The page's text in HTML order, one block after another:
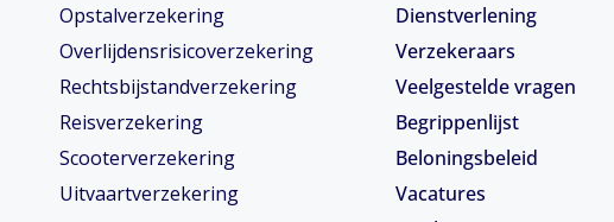
Opstalverzekering
Overlijdensrisicoverzekering
Rechtsbijstandverzekering
Reisverzekering
Scooterverzekering
Uitvaartverzekering
Dienstverlening
Verzekeraars
Veelgestelde vragen
Begrippenlijst
Beloningsbeleid
Vacatures